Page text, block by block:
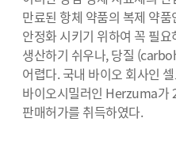
만료된 항체 약품의 복제 약
안정화 시키기 위하여 꼭 필
생산하기 쉬우나, 당질
어렵다. 국내 바이오 회사인
바이오시밀러인 Herzuma가
판매허가를 취득하였다.